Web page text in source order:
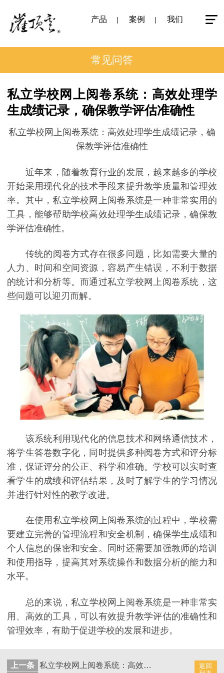
产品 案例 我们
常见问答
私立学校网上阅卷系统：高效处理学
生成绩记录，确保教学评估准确性
私立学校网上阅卷系统：高效处理学生成绩记录，确
保教学评估准确性
近年来，随着教育行业的发展，越来越多的学校
开始采用现代化的技术手段来提升教学质量和管理效
率。其中，私立学校网上阅卷系统是一种非常实用的
工具，能够帮助学校高效处理学生成绩记录，确保教
学评估准确性。
传统的阅卷方式存在很多问题，比如需要大量的
人力、时间和空间资源，容易产生错误，不利于数据
的统计和分析等。而通过私立学校网上阅卷系统，这
些问题可以迎刃而解。
该系统利用现代化的信息技术和网络通信技术，
将学生答卷数字化，同时提供多种阅卷方式和评分标
准，保证评分的公正、科学和准确。学校可以实时查
看学生的成绩和评估结果，及时了解学生的学习情况
并进行针对性的教学改进。
在使用私立学校网上阅卷系统的过程中，学校需
要建立完善的管理流程和安全机制，确保学生成绩和
个人信息的保密和安全。同时还需要加强教师的培训
和使用指导，提高其对系统操作和数据分析的能力和
水平。
总的来说，私立学校网上阅卷系统是一种非常实
用、高效的工具，可以有效提升教学评估的准确性和
管理效率，有助于促进学校的发展和进步。
返回
上一条 私立学校网上阅卷系统：高效处理试卷评分